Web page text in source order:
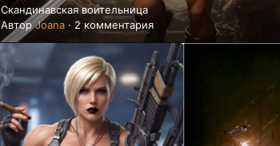
Скандинавская воительница
АвторJoana· 2 комментария